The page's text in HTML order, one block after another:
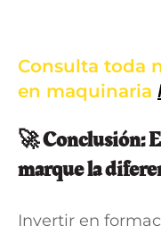
Consulta toda
en maquinaria
🚀 Conclusión:
marque la
Invertir en